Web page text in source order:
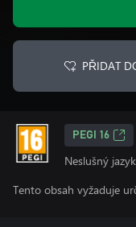
PŘIDAT
PEGI 16
Neslušný
Tento obsah vyžaduje